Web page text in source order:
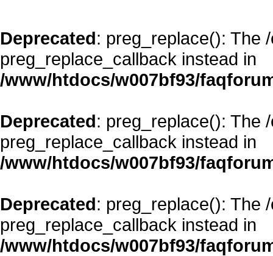
Deprecated: preg_replace(): The
preg_replace_callback instead in
/www/htdocs/w007bf93/
Deprecated: preg_replace(): The
preg_replace_callback instead in
/www/htdocs/w007bf93/
Deprecated: preg_replace(): The
preg_replace_callback instead in
/www/htdocs/w007bf93/